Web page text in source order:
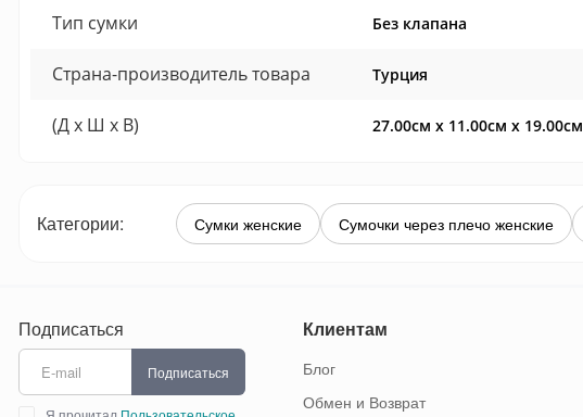
Тип сумки Без клапана
Страна-производитель товара Турция
(Д x Ш x В) 27.00см x 11.00см x 19.00см
Категории: Сумки женские Сумочки через плечо женские
Подписаться
Подписаться
Клиентам
Блог
Обмен и Возврат